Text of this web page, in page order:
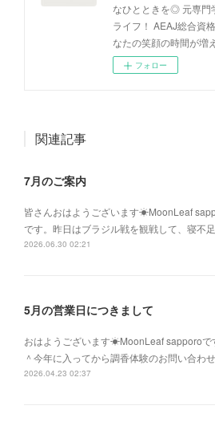
なひとときを◎ 元専門
ライフ！ AEAJ総合資
なたの笑顔の時間が増
フォロー
関連記事
7月のご案内
皆さんおはようございます☀MoonLeaf
です。昨日はブラジル戦を観戦して、寝不
2026.06.30 02:21
5月の営業日につきまして
おはようございます☀MoonLeaf sapporoで
＾今年に入ってから調香体験のお問い合わ
2026.04.23 02:37